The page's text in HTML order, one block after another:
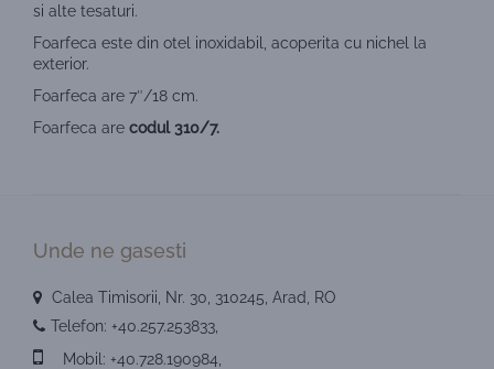
si alte tesaturi.
Foarfeca este din otel inoxidabil, acoperita cu nichel la
exterior.
Foarfeca are 7″/18 cm.
Foarfeca are codul 310/7.
Unde ne gasesti
Calea Timisorii, Nr. 30, 310245, Arad, RO
Telefon: +40.257.253833
Mobil: +40.728.190984